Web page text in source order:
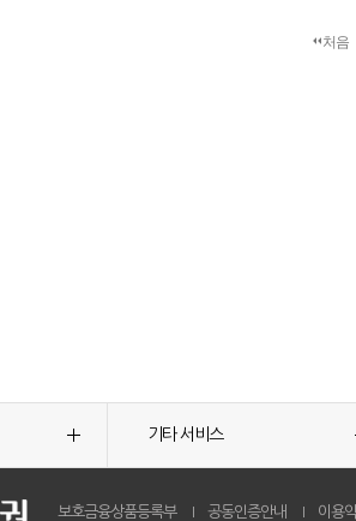
처음
기타 서비스
보호금융상품등록부 공동인증안내 이용